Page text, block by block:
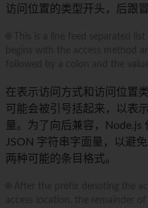
访问位置的类型开头，后跟
在表示访问方式和访问位置
可能会被引号括起来，以表
量。为了向后兼容，Node.js
JSON 字符串字面量，以避
两种可能的条目格式。